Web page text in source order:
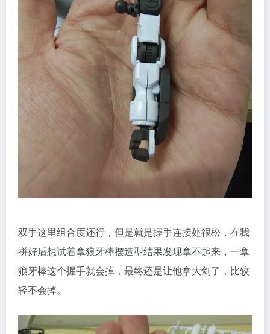
双手这里组合度还行，但是就是握手连接处很松，在我
拼好后想试着拿狼牙棒摆造型结果发现拿不起来，一拿
狼牙棒这个握手就会掉，最终还是让他拿大剑了，比较
轻不会掉。